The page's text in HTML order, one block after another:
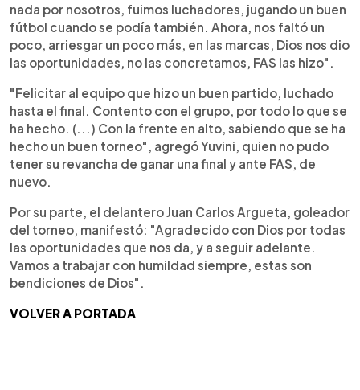
nada por nosotros, fuimos luchadores, jugando un buen
fútbol cuando se podía también. Ahora, nos faltó un
poco, arriesgar un poco más, en las marcas, Dios nos dio
las oportunidades, no las concretamos, FAS las hizo".
"Felicitar al equipo que hizo un buen partido, luchado
hasta el final. Contento con el grupo, por todo lo que se
ha hecho. (...) Con la frente en alto, sabiendo que se ha
hecho un buen torneo", agregó Yuvini, quien no pudo
tener su revancha de ganar una final y ante FAS, de
nuevo.
Por su parte, el delantero Juan Carlos Argueta, goleador
del torneo, manifestó: "Agradecido con Dios por todas
las oportunidades que nos da, y a seguir adelante.
Vamos a trabajar con humildad siempre, estas son
bendiciones de Dios".
VOLVER A PORTADA